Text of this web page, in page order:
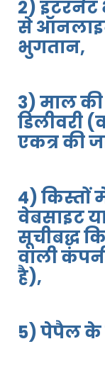
2) इंटरनेट
से ऑनलाइन
भुगतान,
3) माल
डिलीवरी
एकत्र की
4) किस्तों
वेबसाइट
सूचीबद्ध
वाली
है),
5) पेपैल के